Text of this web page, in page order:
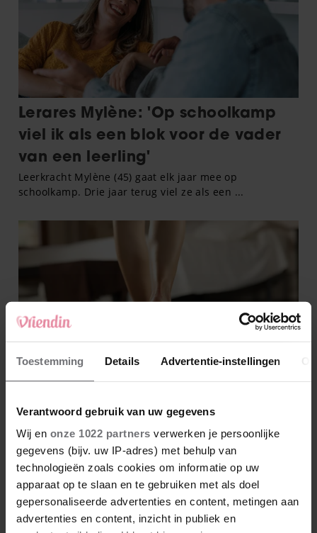
Toestemming Details Advertentie-instellingen
Verantwoord gebruik van uw gegevens
Wij en onze 1022 partners verwerken je persoonlijke
gegevens (bijv. uw IP-adres) met behulp van
technologieën zoals cookies om informatie op uw
apparaat op te slaan en te gebruiken met als doel
gepersonaliseerde advertenties en content, metingen aan
advertenties en content, inzicht in publiek en